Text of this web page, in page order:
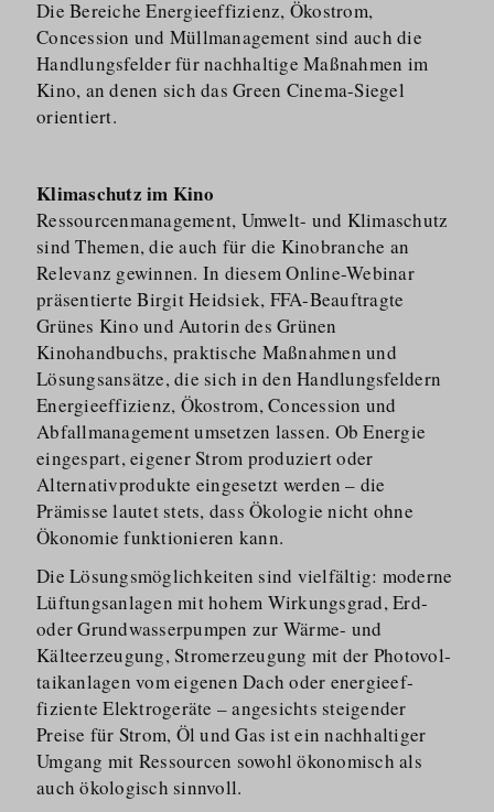
Die Bereiche Energieeffizienz, Ökostrom,
Concession und Müllmanagement sind auch die
Handlungsfelder für nachhaltige Maßnahmen im
Kino, an denen sich das Green Cinema-Siegel
orientiert.
Klimaschutz im Kino
Ressourcen­ma­nagement, Umwelt- und Klimaschutz
sind Themen, die auch für die Kinobranche an
Relevanz gewinnen. In diesem Online-Webinar
präsentierte Birgit Heidsiek, FFA-Beauftragte
Grünes Kino und Autorin des Grünen
Kinohandbuchs, praktische Maßnahmen und
Lösungsansätze, die sich in den Handlungsfeldern
Energieeffizienz, Ökostrom, Concession und
Abfallma­nagement umsetzen lassen. Ob Energie
eingespart, eigener Strom produziert oder
Alternativ­produkte eingesetzt werden – die
Prämisse lautet stets, dass Ökologie nicht ohne
Ökonomie funktionieren kann.
Die Lösungsmög­lichkeiten sind vielfältig: moderne
Lüftungsanlagen mit hohem Wirkungsgrad, Erd-
oder Grundwas­serpumpen zur Wärme- und
Kälteerzeugung, Stromerzeugung mit der Photovol­
ta­ikanlagen vom eigenen Dach oder energieef­
fiziente Elektrogeräte – angesichts steigender
Preise für Strom, Öl und Gas ist ein nachhaltiger
Umgang mit Ressourcen sowohl ökonomisch als
auch ökologisch sinnvoll.